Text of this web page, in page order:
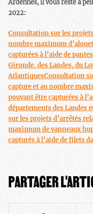
Ardennes, il vous reste à
2022:
Consultation sur les
nombre maximum
capturées à l’aide de
Gironde, des Landes, du
AtlantiquesConsultation
capture et au nombre
pouvant être capturées à
départements des Landes
sur les projets d’arrêtés
maximum de vanneaux
capturés à l’aide de filets
PARTAGER